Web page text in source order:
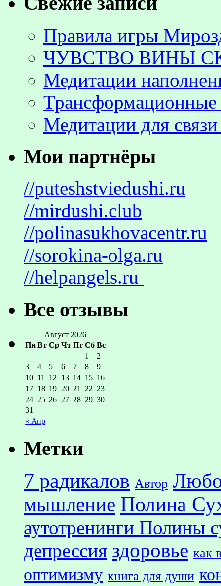
Правила игры
ЧУВСТВО ВИНЫ
Медитации
Трансформационные
Медитации для
Мои партнёры
//puteshstviedushi.ru
//mirdushi.club
//polinasukhovacentr.ru
//sorokina-olga.ru
//helpangels.ru
Все отзывы
Август 2026
Пн Вт Ср Чт Пт Сб Вс
« Апр
1
2
3
4 5 6 7 8
9
10 11 12 13 14 15 16
17 18 19 20 21 22 23
24 25 26 27 28 29 30
31
Метки
7 радикалов Автор
мышление Полина
аутотренинги Полины
депрессия здоровье как
оптимизму книга для души